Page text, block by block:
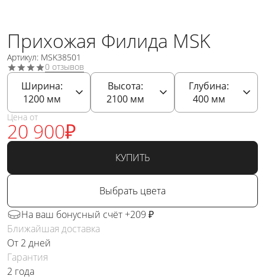
Прихожая Филида MSK
Артикул: MSK38501
0 отзывов
Ширина:
1200мм
Высота:
2100мм
Глубина:
400мм
Цена от
20 900₽
КУПИТЬ
Выбрать цвета
На ваш бонусный счёт +209 ₽
Ближайшая доставка
От 2 дней
Гарантия
2 года